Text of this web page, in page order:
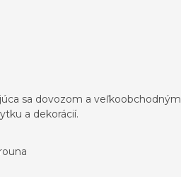
sa dovozom a veľkoobchodným
a dekorácií.